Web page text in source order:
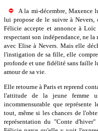
A la mi-décembre, Maxence
lui propose de le suivre à Nevers,
Félicie accepte et annonce à
respectant son indépendance, ne
avec Elise à Nevers. Mais elle
l'instigation de sa fille, elle
profonde et une fidélité sans faille
amour de sa vie.
Elle retourne à Paris et reprend
l'attitude de la jeune femme
incommensurable que
tout, même si les chances de
représentation du "Conte d'hiver"